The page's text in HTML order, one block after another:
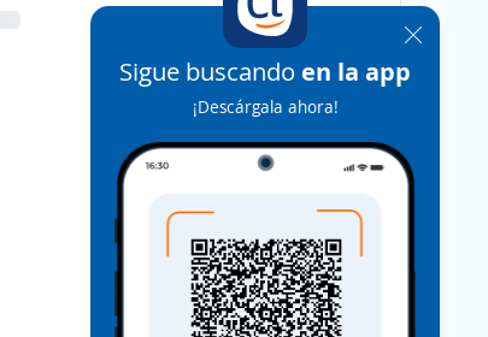
Sigue buscando en la app
¡Descárgala ahora!